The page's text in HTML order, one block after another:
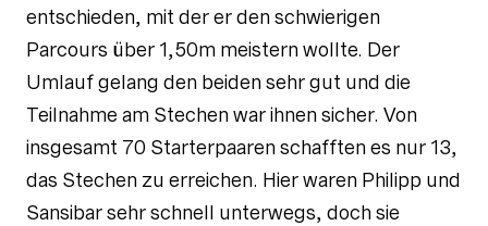
entschieden, mit der er den schwierigen
Parcours über 1,50m meistern wollte. Der
Umlauf gelang den beiden sehr gut und die
Teilnahme am Stechen war ihnen sicher. Von
insgesamt 70 Starterpaaren schafften es nur 13,
das Stechen zu erreichen. Hier waren Philipp und
Sansibar sehr schnell unterwegs, doch sie